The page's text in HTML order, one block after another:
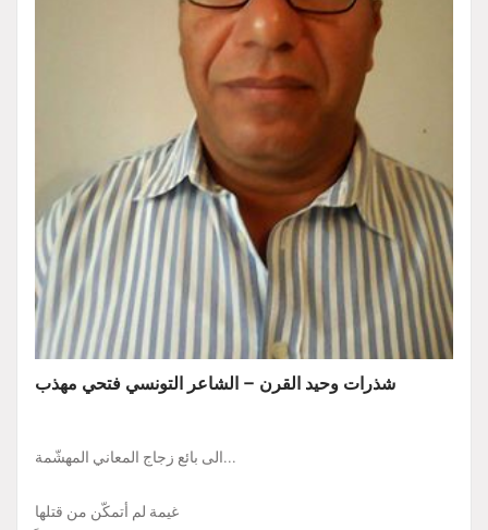
شذرات وحيد القرن – الشاعر التونسي فتحي مهذب
الى بائع زجاج المعاني المهشّمة...
غيمة لم أتمكّن من قتلها